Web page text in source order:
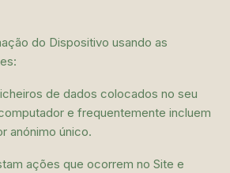
do Dispositivo usando as
de dados colocados no seu
e frequentemente incluem
anónimo único.
ações que ocorrem no Site e